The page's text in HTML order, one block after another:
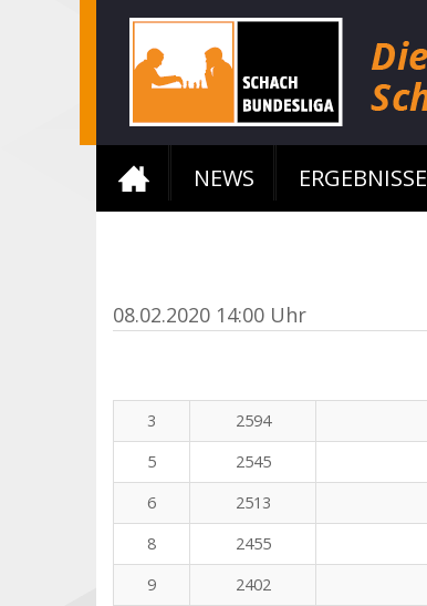
NEWS ERGEBNISSE
08.02.2020 14:00 Uhr
3 2594
5
2545
6
2513
8
2455
9
2402